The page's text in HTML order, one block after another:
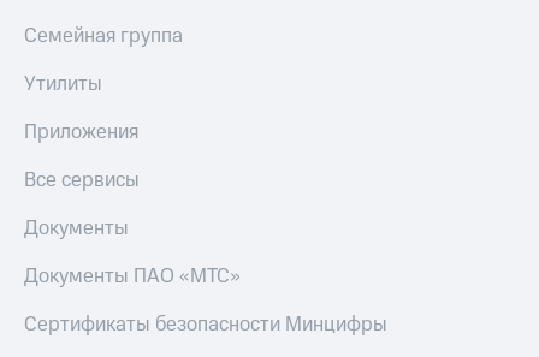
Семейная группа
Утилиты
Приложения
Все сервисы
Документы
Документы ПАО «МТС»
Сертификаты безопасности Минцифры